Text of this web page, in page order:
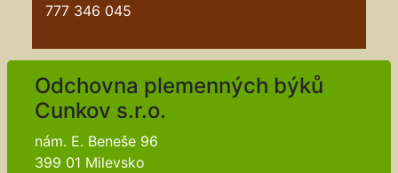
777 346 045
Odchovna plemenných býků
Cunkov s.r.o.
nám. E. Beneše 96
399 01 Milevsko